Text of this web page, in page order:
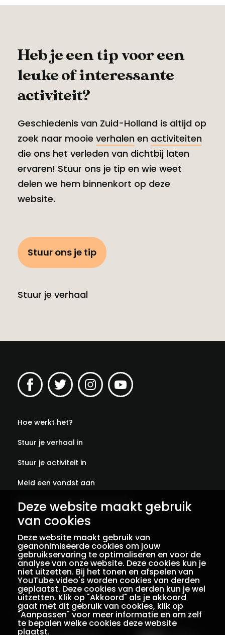
Deze website maakt gebruik
van cookies
Deze website maakt gebruik van
geanonimiseerde cookies om jouw
gebruikservaring te optimaliseren en voor de
analyse van onze website. Deze cookies kun je
niet uitzetten. Bij het tonen en afspelen van
YouTube video's worden cookies van derden
geplaatst. Deze cookies van derden kun je wel
uitzetten. Klik op "Akkoord" als je akkoord
gaat met dit gebruik van cookies, klik op
"Aanpassen" voor meer informatie en om zelf
te bepalen welke cookies deze website
plaatst.
Heb je een tip voor een
leuke of interessante
activiteit?
Geschiedenis van Zuid-Holland is altijd op
zoek naar mooie verhalen en activiteiten
die ons het verleden van dichtbij laten
ervaren! Stuur ons je tip en wie weet
delen we hem binnenkort op deze
website.
Stuur ons je tip
Stuur je verhaal
Hoe werkt het?
Stuur je verhaal in
Stuur je activiteit in
Meld een vondst aan
Abonneer je op onze verhalen
Contact
Colofon
Privacy
Voorwaarden
Een initiatief van Met dank aan